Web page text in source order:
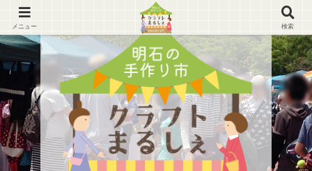
メニュー 検索